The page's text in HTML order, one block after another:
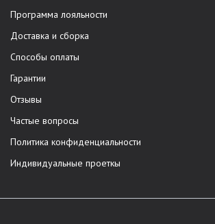
Программа лояльности
Доставка и сборка
Способы оплаты
Гарантии
Отзывы
Частые вопросы
Политика конфиденциальности
Индивидуальные проеткы